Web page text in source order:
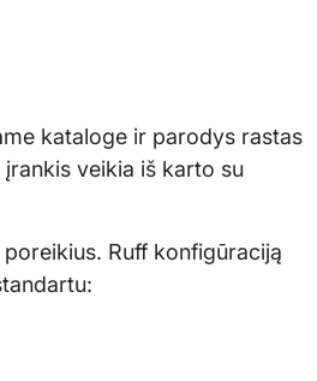
kataloge ir parodys rastas
veikia iš karto su
Ruff konfigūraciją